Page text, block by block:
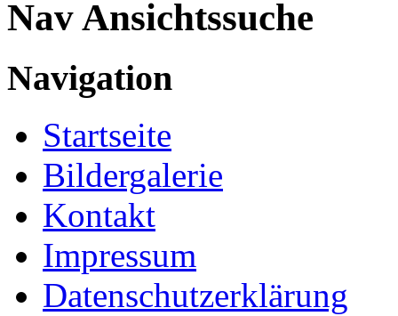
Nav Ansichtssuche
Navigation
Startseite
Bildergalerie
Kontakt
Impressum
Datenschutzerklärung